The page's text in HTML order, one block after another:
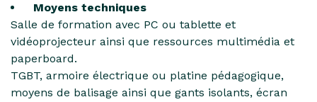
Moyens techniques
Salle de formation avec PC ou tablette et
vidéoprojecteur ainsi que ressources multimédia et
paperboard.
TGBT, armoire électrique ou platine pédagogique,
moyens de balisage ainsi que gants isolants, écran